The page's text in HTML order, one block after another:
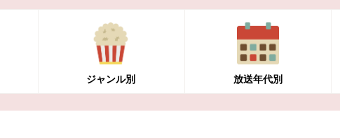
ジャンル別 放送年代別